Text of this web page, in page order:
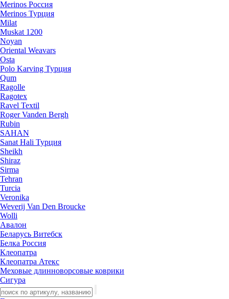
Merinos Россия
Merinos Турция
Milat
Muskat 1200
Noyan
Oriental Weavars
Osta
Polo Karving Турция
Qum
Ragolle
Ragotex
Ravel Textil
Roger Vanden Bergh
Rubin
SAHAN
Sanat Hali Турция
Sheikh
Shiraz
Sirma
Tehran
Turcia
Veronika
Weverij Van Den Broucke
Wolli
Авалон
Беларусь Витебск
Белка Россия
Клеопатра
Клеопатра Атекс
Меховые длинноворсовые коврики
Сигура